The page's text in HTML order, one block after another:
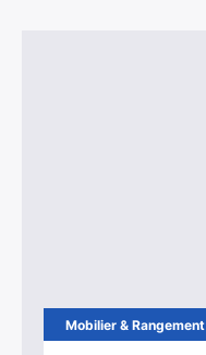
Mobilier & Rangement